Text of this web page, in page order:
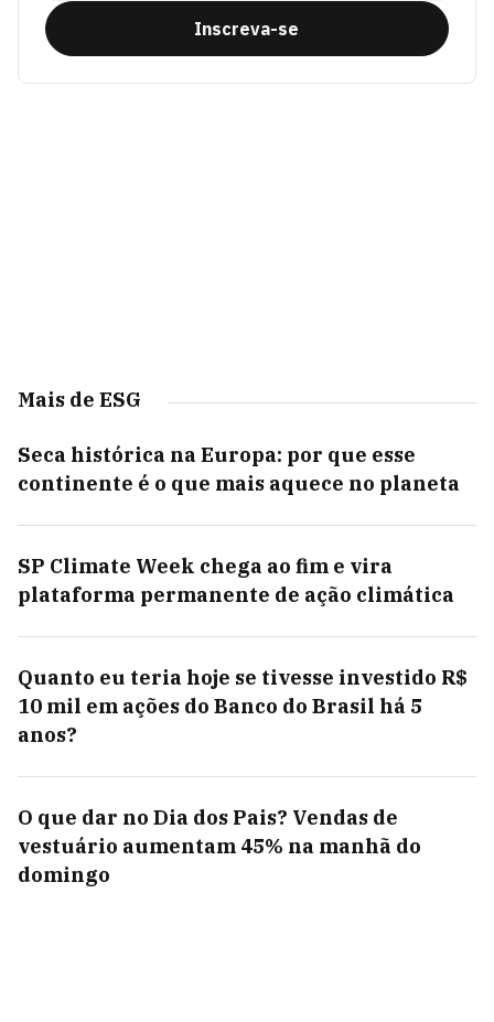
Inscreva-se
Mais de ESG
Seca histórica na Europa: por que esse
continente é o que mais aquece no planeta
SP Climate Week chega ao fim e vira
plataforma permanente de ação climática
Quanto eu teria hoje se tivesse investido R$
10 mil em ações do Banco do Brasil há 5
anos?
O que dar no Dia dos Pais? Vendas de
vestuário aumentam 45% na manhã do
domingo